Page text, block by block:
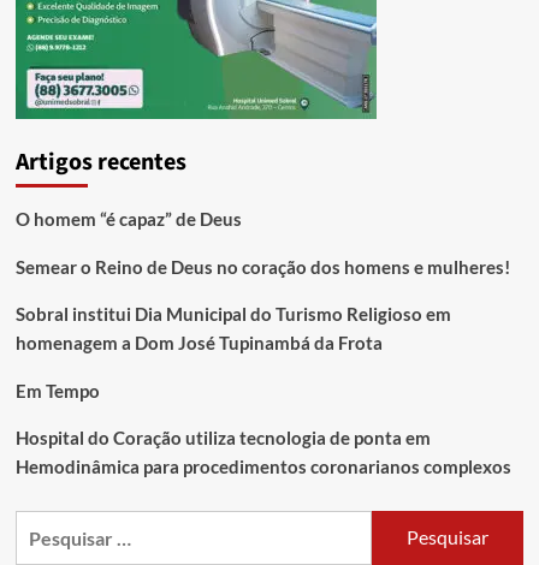
Artigos recentes
O homem “é capaz” de Deus
Semear o Reino de Deus no coração dos homens e mulheres!
Sobral institui Dia Municipal do Turismo Religioso em
homenagem a Dom José Tupinambá da Frota
Em Tempo
Hospital do Coração utiliza tecnologia de ponta em
Hemodinâmica para procedimentos coronarianos complexos